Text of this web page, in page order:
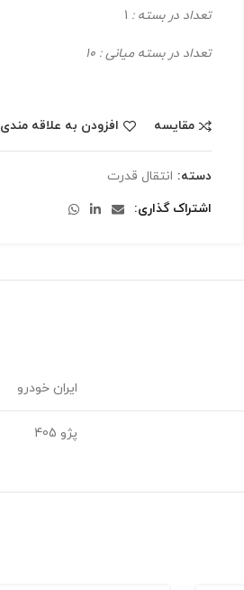
تعداد در بسته :
تعداد در بسته میانی : 10
مقایسه افزودن به علاقه مندی
دسته: انتقال قدرت
اشتراک گذاری
ایران خودرو
پژو 405